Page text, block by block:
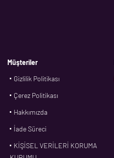
Müşteriler
Gizlilik Politikası
Çerez Politikası
Hakkımızda
İade Süreci
KİŞİSEL VERİLERİ KORUMA